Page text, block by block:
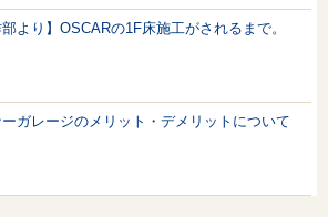
部より】OSCARの1F床施工がされるまで。
ガレージのメリット・デメリットについて